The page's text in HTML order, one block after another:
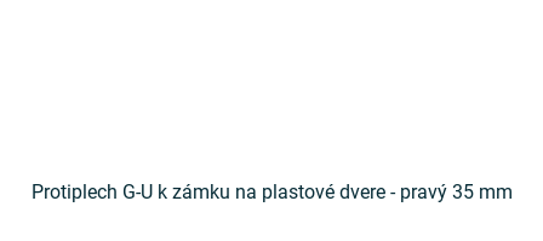
Protiplech G-U k zámku na plastové dvere - pravý 35 mm